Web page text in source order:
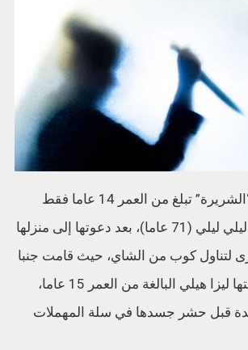
كانت سارة ديفي “الشريرة” تبلغ من العمر 14 عاما فقط
عندما قتلت جدتها ليلي ليلي (71 عاما)، بعد دعوتها إلى منزلها
لتناول كوب من الشاي، حيث قامت جنبا
إلى جنب مع صديقتها ليزا هيلي البالغة من العمر 15 عاما،
قبل حشر جسدها في سلة المهملات